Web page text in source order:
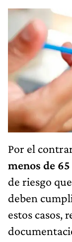
Por el
menos de 65
de riesgo
deben
estos casos,